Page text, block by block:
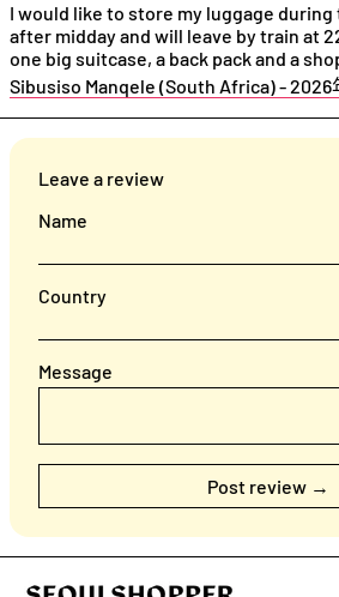
I would like to store my luggage
after midday and will leave by train at
one big suitcase, a back pack and a
Sibusiso Manqele (South Africa)-2026
Leave a review
Name
Country
Message